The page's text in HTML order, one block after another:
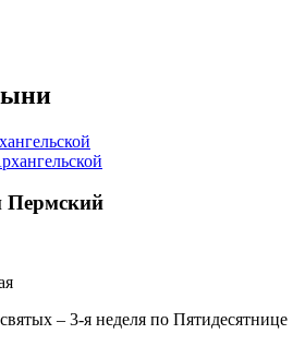
Пермский
– 3-я неделя по Пятидесятнице